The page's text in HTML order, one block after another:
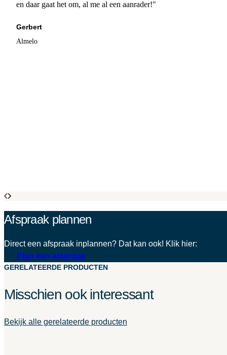
en daar gaat het om, al me al een aanrader!"
Gerbert
Almelo
Afspraak plannen
Direct een afspraak inplannen? Dat kan ook! Klik hier:
Plan een afspraak
GERELATEERDE PRODUCTEN
Misschien ook interessant
Bekijk alle gerelateerde producten